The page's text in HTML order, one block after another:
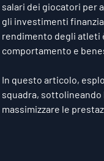
salari dei giocatori per
gli investimenti
rendimento degli atleti
comportamento e
In questo articolo,
squadra,
massimizzare le